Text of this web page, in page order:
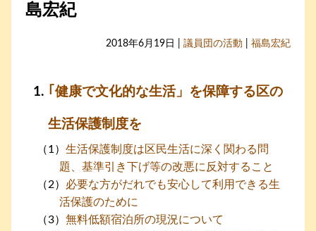
島宏紀
2018年6月19日 | 議員団の活動 福島宏紀
｢健康で文化的な生活」を保障する区の
生活保護制度を
生活保護制度は区民生活に深く関わる問
題、基準引き下げ等の改悪に反対すること
必要な方がだれでも安心して利用できる生
活保護のために
無料低額宿泊所の現況について